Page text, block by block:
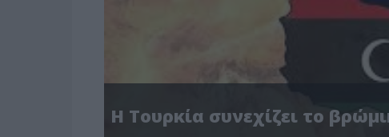
Η Τουρκία συνεχίζει το